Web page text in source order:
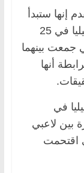
إنها ستبدأ
التحقيق في أحداث مباراة نيس ومرسيليا في 25
جمعت بينهما
أنها
في
بين لاعبي
اقتحمت